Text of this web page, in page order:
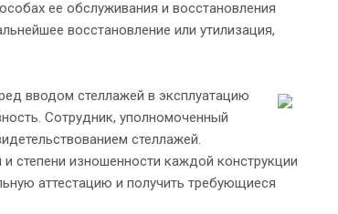
ее обслуживания и восстановления
восстановление или утилизация,
вводом стеллажей в эксплуатацию
Сотрудник, уполномоченный
стеллажей.
степени изношенности каждой конструкции
аттестацию и получить требующиеся